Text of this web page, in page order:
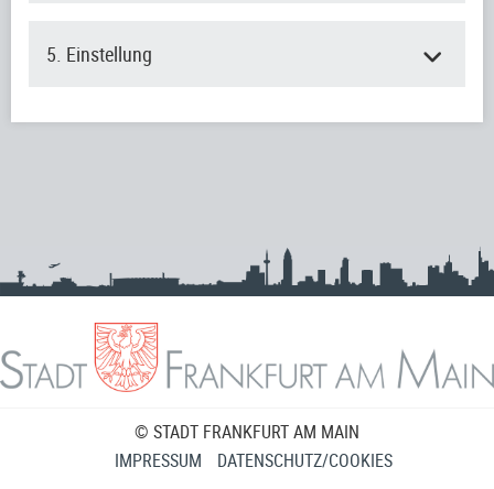
5. Einstellung
© STADT FRANKFURT AM MAIN
IMPRESSUM
DATENSCHUTZ/COOKIES